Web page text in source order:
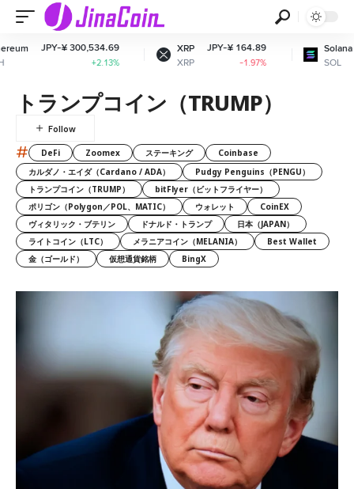
¥ 300,534.69 JPY-¥ 164.89
-1.97%
JPY-¥
トランプコイン（TRUMP）
# DeFi Zoomex ステーキング
Coinbase
カルダノ・エイダ（Cardano / ADA）
Pudgy Penguins（PENGU）
トランプコイン（TRUMP）
bitFlyer（ビットフライヤー）
ポリゴン（Polygon／POL、MATIC）
ウォレット
CoinEX
ヴィタリック・ブテリン
ドナルド・トランプ
日本（JAPAN）
ライトコイン（LTC）
メラニアコイン（MELANIA）
Best Wallet
金（ゴールド）
仮想通貨銘柄 BingX